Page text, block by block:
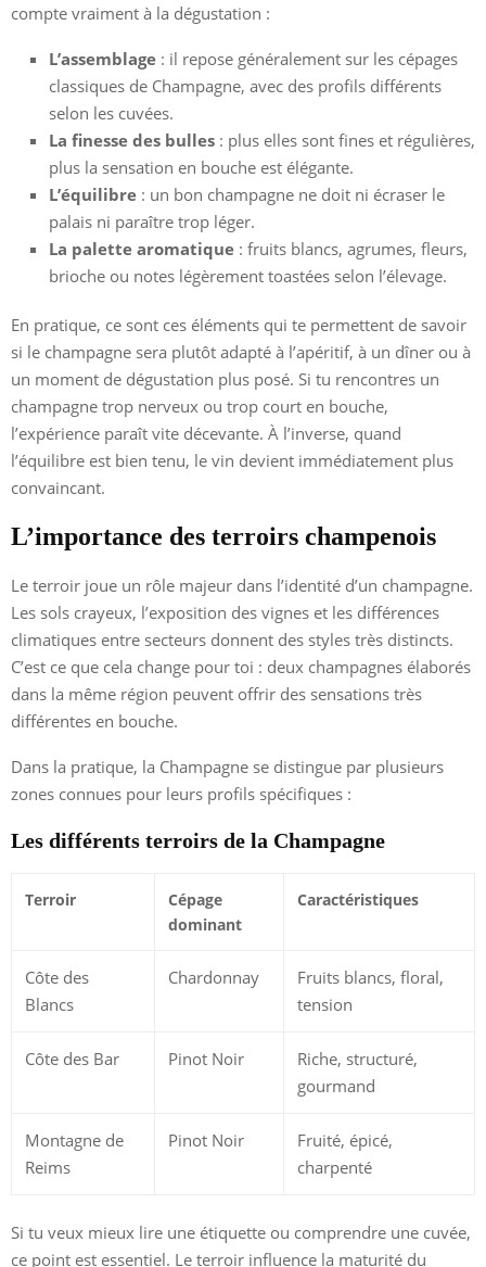
compte vraiment à la dégustation :
L’assemblage : il repose généralement sur les cépages
classiques de Champagne, avec des profils différents
selon les cuvées.
La finesse des bulles : plus elles sont fines et régulières,
plus la sensation en bouche est élégante.
L’équilibre : un bon champagne ne doit ni écraser le
palais ni paraître trop léger.
La palette aromatique : fruits blancs, agrumes, fleurs,
brioche ou notes légèrement toastées selon l’élevage.
En pratique, ce sont ces éléments qui te permettent de savoir
si le champagne sera plutôt adapté à l’apéritif, à un dîner ou à
un moment de dégustation plus posé. Si tu rencontres un
champagne trop nerveux ou trop court en bouche,
l’expérience paraît vite décevante. À l’inverse, quand
l’équilibre est bien tenu, le vin devient immédiatement plus
convaincant.
L’importance des terroirs champenois
Le terroir joue un rôle majeur dans l’identité d’un champagne.
Les sols crayeux, l’exposition des vignes et les différences
climatiques entre secteurs donnent des styles très distincts.
C’est ce que cela change pour toi : deux champagnes élaborés
dans la même région peuvent offrir des sensations très
différentes en bouche.
Dans la pratique, la Champagne se distingue par plusieurs
zones connues pour leurs profils spécifiques :
Les différents terroirs de la Champagne
Terroir
Cépage
dominant
Caractéristiques
Côte des
Blancs
Chardonnay
Fruits blancs, floral,
tension
Côte des Bar Pinot Noir
Riche, structuré,
gourmand
Montagne de
Reims
Pinot Noir
Fruité, épicé,
charpenté
Si tu veux mieux lire une étiquette ou comprendre une cuvée,
ce point est essentiel. Le terroir influence la maturité du